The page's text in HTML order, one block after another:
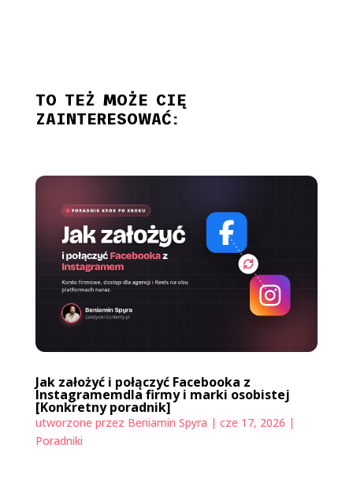
TO TEŻ MOŻE CIĘ
ZAINTERESOWAĆ:
Jak założyć i połączyć Facebooka z
Instagramemdla firmy i marki osobistej
[Konkretny poradnik]
utworzone przez Beniamin Spyra | cze 17, 2026 |
Poradniki